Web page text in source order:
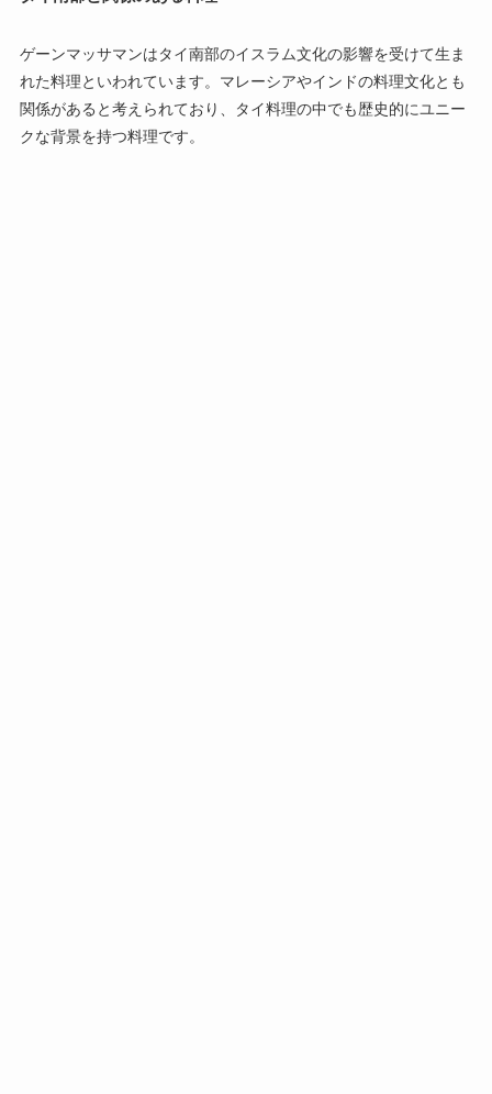
ゲーンマッサマンはタイ南部のイスラム文化の影響を受けて生ま
れた料理といわれています。マレーシアやインドの料理文化とも
関係があると考えられており、タイ料理の中でも歴史的にユニー
クな背景を持つ料理です。